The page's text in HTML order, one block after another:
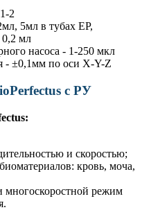
2
5мл в тубах ЕР,
мл
насоса - 1-250 мкл
- ±0,1мм по оси X-Y-Z
с РУ
и скоростью;
кровь, моча,
режим